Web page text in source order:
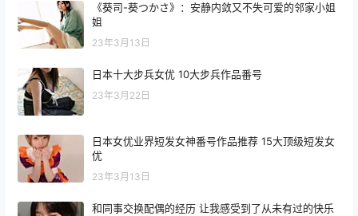
《葵司-葵つかさ》：安静内敛又不失可爱的邻家小姐
姐
23年3月13日
日本十大步兵女优 10大步兵作品番号
23年3月22日
日本女优业界短发女神番号作品推荐 15大顶级短发女
优
23年3月13日
和同事交换配偶的经历 让我感受到了从未有过的快乐